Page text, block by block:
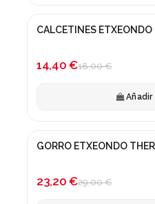
¡En oferta!
CALCETINES
14,40 €18,00 €
¡En oferta!
GORRO ETXEONDO
23,20 €29,00 €